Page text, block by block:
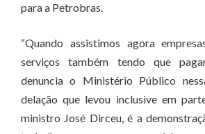
para a Petrobras.
“Quando assistimos agora
serviços também tendo que
denuncia o Ministério Público
delação que levou inclusive em
ministro José Dirceu, é a